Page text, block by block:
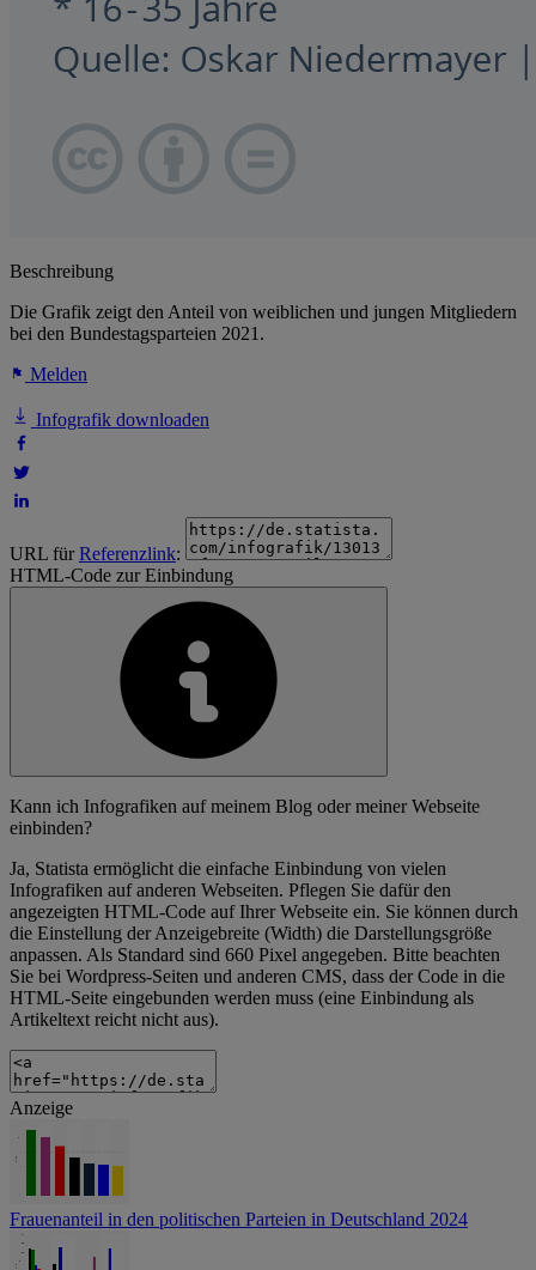
Beschreibung
Die Grafik zeigt den Anteil von weiblichen und jungen Mitgliedern
bei den Bundestagsparteien 2021.
Melden
Infografik downloaden
URL fürReferenzlink:
HTML-Code zur Einbindung
Kann ich Infografiken auf meinem Blog oder meiner Webseite
einbinden?
Ja, Statista ermöglicht die einfache Einbindung von vielen
Infografiken auf anderen Webseiten. Pflegen Sie dafür den
angezeigten HTML-Code auf Ihrer Webseite ein. Sie können durch
die Einstellung der Anzeigebreite (Width) die Darstellungsgröße
anpassen. Als Standard sind 660 Pixel angegeben. Bitte beachten
Sie bei Wordpress-Seiten und anderen CMS, dass der Code in die
HTML-Seite eingebunden werden muss (eine Einbindung als
Artikeltext reicht nicht aus).
Anzeige
Frauenanteil in den politischen Parteien in Deutschland 2024